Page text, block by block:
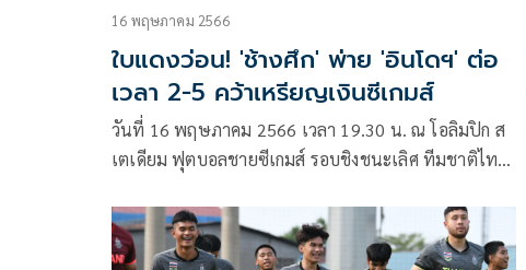
16 พฤษภาคม 2566
ใบแดงว่อน! 'ช้างศึก' พ่าย 'อินโดฯ' ต่อ
เวลา 2-5 คว้าเหรียญเงินซีเกมส์
วันที่ 16 พฤษภาคม 2566 เวลา 19.30 น. ณ โอลิมปิก ส
เตเดียม ฟุตบอลชายซีเกมส์ รอบชิงชนะเลิศ ทีมชาติไทย